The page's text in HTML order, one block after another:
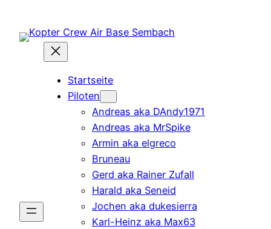
Inhalt
springen
Startseite
Piloten
Andreas aka DAndy1971
Andreas aka MrSpike
Armin aka elgreco
Bruneau
Gerd aka Rainer Zufall
Harald aka Seneid
Jochen aka dukesierra
Karl-Heinz aka Max63